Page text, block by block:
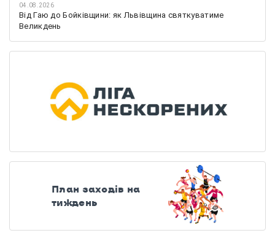
04.08.2026
Від Гаю до Бойківщини: як Львівщина святкуватиме
Великдень
План заходів на
тиждень